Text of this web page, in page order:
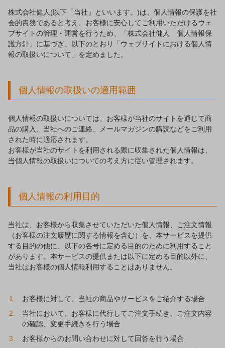
株式会社健人(以下「当社」といいます。)は、個人情報の保護を社
会的責務であると考え、お客様に安心してご利用いただけるウェ
ブサイトの管理・運営を行うため、「株式会社健人 個人情報保
護方針」に基づき、以下のとおり「ウェブサイトにおける個人情
報の取扱いについて」を定めました。
個人情報の取扱いの適用範囲
個人情報の取扱いについては、お客様が当社のサイトを通じて商
品の購入、当社へのご連絡、メールマガジンの購読などをご利用
された時に適応されます。
お客様が当社のサイトを利用される際に収集された個人情報は、
当個人情報の取扱いについての考え方に従い管理されます。
個人情報の利用目的
当社は、お客様から収集させていただいた個人情報、ご注文情報
（お客様の注文履歴に関する情報を含む）を、本サービスを提供
する目的の他に、以下の各号に定める目的のために利用すること
があります。本サービスの提供または以下に定める目的以外に、
当社はお客様の個人情報利用することはありません。
お客様に対して、当社の商品やサービスをご紹介する場合
当社において、お客様に代行してご注文手続き、ご注文内容
の確認、変更手続きを行う場合
お客様からのお問い合わせに対して回答を行う場合